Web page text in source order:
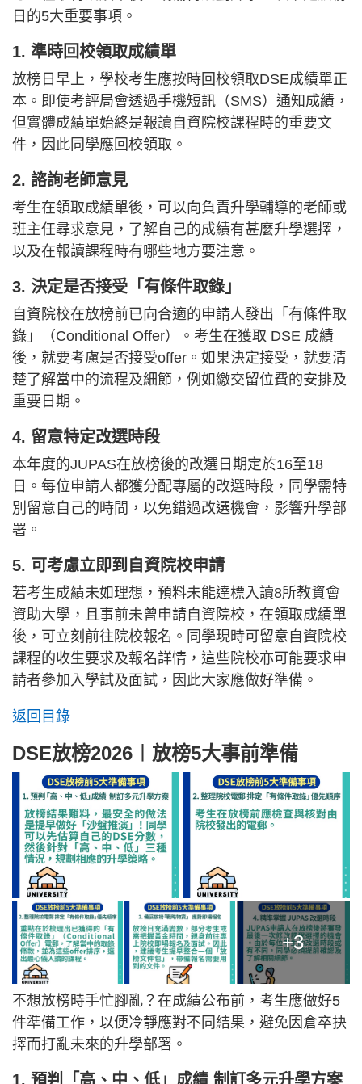
日的5大重要事項。
1. 準時回校領取成績單
放榜日早上，學校考生應按時回校領取DSE成績單正
本。即使考評局會透過手機短訊（SMS）通知成績，
但實體成績單始終是報讀自資院校課程時的重要文
件，因此同學應回校領取。
2. 諮詢老師意見
考生在領取成績單後，可以向負責升學輔導的老師或
班主任尋求意見，了解自己的成績有甚麼升學選擇，
以及在報讀課程時有哪些地方要注意。
3. 決定是否接受「有條件取錄」
自資院校在放榜前已向合適的申請人發出「有條件取
錄」（Conditional Offer）。考生在獲取 DSE 成績
後，就要考慮是否接受offer。如果決定接受，就要清
楚了解當中的流程及細節，例如繳交留位費的安排及
重要日期。
4. 留意特定改選時段
本年度的JUPAS在放榜後的改選日期定於16至18
日。每位申請人都獲分配專屬的改選時段，同學需特
別留意自己的時間，以免錯過改選機會，影響升學部
署。
5. 可考慮立即到自資院校申請
若考生成績未如理想，預料未能達標入讀8所教資會
資助大學，且事前未曾申請自資院校，在領取成績單
後，可立刻前往院校報名。同學現時可留意自資院校
課程的收生要求及報名詳情，這些院校亦可能要求申
請者參加入學試及面試，因此大家應做好準備。
返回目錄
DSE放榜2026︱放榜5大事前準備
+3
不想放榜時手忙腳亂？在成績公布前，考生應做好5
件準備工作，以便冷靜應對不同結果，避免因倉卒抉
擇而打亂未來的升學部署。
1. 預判「高、中、低」成績 制訂多元升學方案